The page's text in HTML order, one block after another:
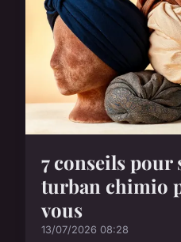
7 conseils pour
turban chimio
vous
13/07/2026 08:28